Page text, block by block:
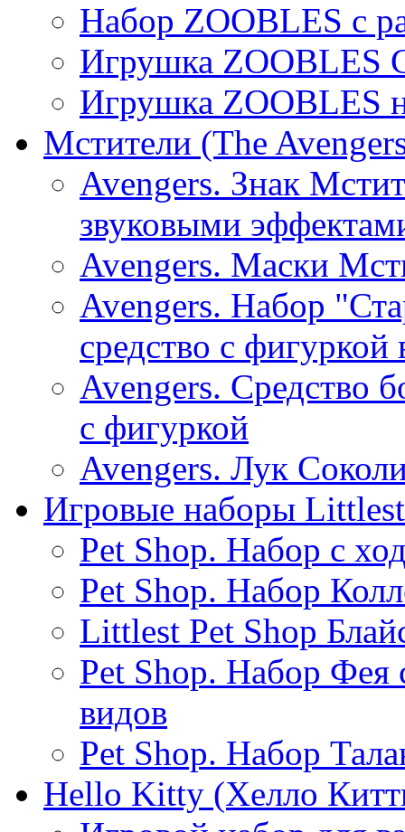
Набор ZOOBLES с
Игрушка ZOOBLES
Игрушка ZOOBLES
Мстители (The
Avengers. Знак
звуковыми
Avengers. Маски
Avengers. Набор
средство с фигуркой
Avengers. Средство
с фигуркой
Avengers. Лук
Игровые наборы
Pet Shop. Набор с
Pet Shop. Набор
Littlest Pet Shop
Pet Shop. Набор Фея
видов
Pet Shop. Набор
Hello Kitty (Хелло